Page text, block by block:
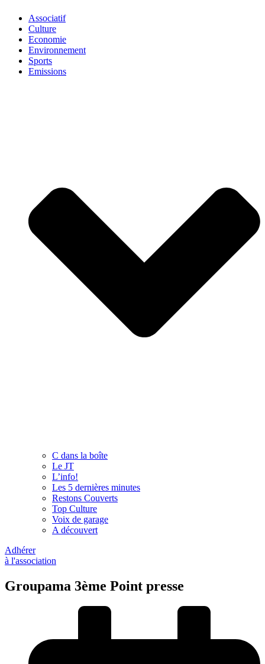
Associatif
Culture
Economie
Environnement
Sports
Emissions
C dans la boîte
Le JT
L’info!
Les 5 dernières minutes
Restons Couverts
Top Culture
Voix de garage
A découvert
Adhérer
à l'association
Groupama 3ème Point presse